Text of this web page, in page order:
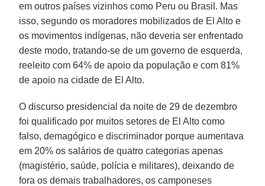
em outros países vizinhos como Peru ou Brasil. Mas
isso, segundo os moradores mobilizados de El Alto e
os movimentos indígenas, não deveria ser enfrentado
deste modo, tratando-se de um governo de esquerda,
reeleito com 64% de apoio da população e com 81%
de apoio na cidade de El Alto.
O discurso presidencial da noite de 29 de dezembro
foi qualificado por muitos setores de El Alto como
falso, demagógico e discriminador porque aumentava
em 20% os salários de quatro categorias apenas
(magistério, saúde, polícia e militares), deixando de
fora os demais trabalhadores, os camponeses